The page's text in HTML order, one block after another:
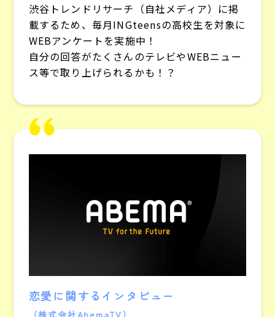
渋谷トレンドリサーチ（自社メディア）に掲
載するため、毎月INGteensの高校生を対象に
WEBアンケートを実施中！
自分の回答がたくさんのテレビやWEBニュー
ス等で取り上げられるかも！？
恋愛に関するインタビュー